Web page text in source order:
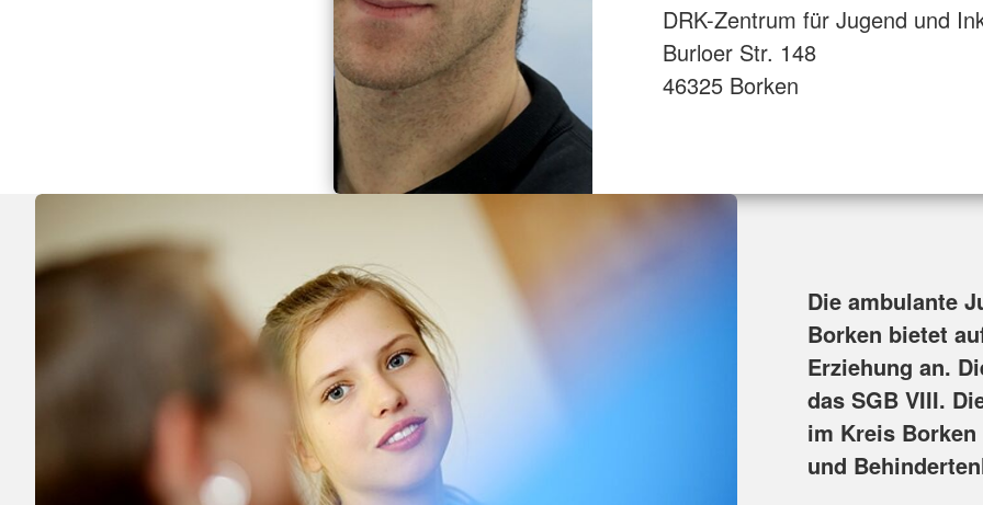
DRK-Zentrum für Jugend und
Burloer Str. 148
46325 Borken
Die ambulante
Borken bietet
Erziehung an.
das SGB VIII.
im Kreis
und